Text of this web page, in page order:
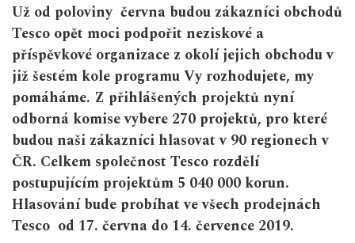
Už od poloviny června budou zákazníci obchodů
Tesco opět moci podpořit neziskové a
příspěvkové organizace z okolí jejich obchodu v
již šestém kole programu Vy rozhodujete, my
pomáháme. Z přihlášených projektů nyní
odborná komise vybere 270 projektů, pro které
budou naši zákazníci hlasovat v 90 regionech v
ČR. Celkem společnost Tesco rozdělí
postupujícím projektům 5 040 000 korun.
Hlasování bude probíhat ve všech prodejnách
Tesco od 17. června do 14. července 2019.